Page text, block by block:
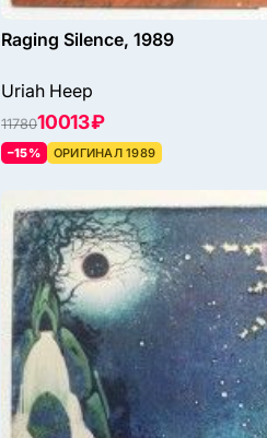
Raging Silence, 1989
Uriah Heep
1178010013 ₽
–15% ОРИГИНАЛ 1989